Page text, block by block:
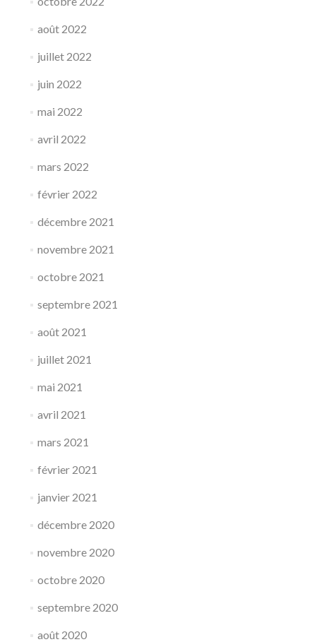
août 2022
juillet 2022
juin 2022
mai 2022
avril 2022
mars 2022
février 2022
décembre 2021
novembre 2021
octobre 2021
septembre 2021
août 2021
juillet 2021
mai 2021
avril 2021
mars 2021
février 2021
janvier 2021
décembre 2020
novembre 2020
octobre 2020
septembre 2020
août 2020